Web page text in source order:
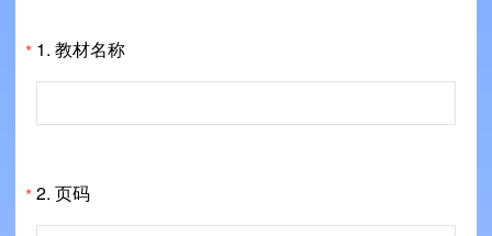
* 1. 教材名称
*2. 页码